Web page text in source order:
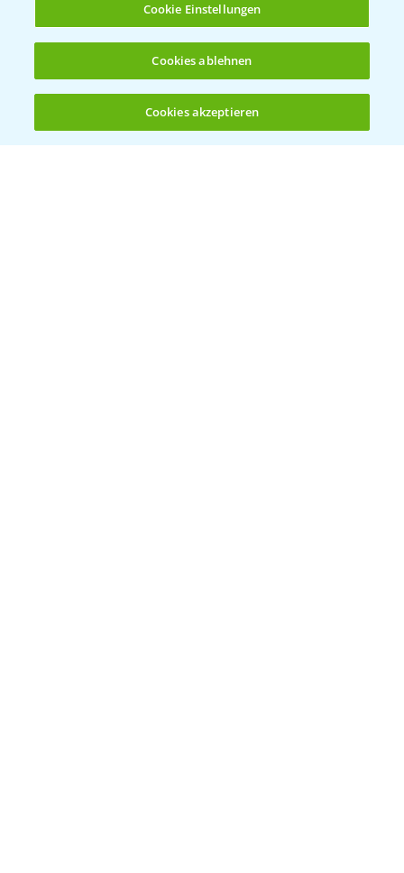
Standortreport Rommerskirchen - Vorteile
des Fungizideinsatzes in der Gerste
23.03.2026
(noch 4)
Cookie Einstellungen
Cookies ablehnen
Cookies akzeptieren